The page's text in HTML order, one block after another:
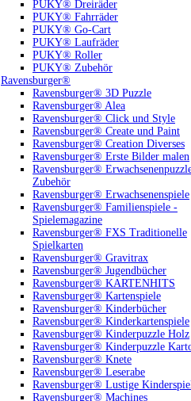
PUKY® Dreiräder
PUKY® Fahrräder
PUKY® Go-Cart
PUKY® Laufräder
PUKY® Roller
PUKY® Zubehör
Ravensburger®
Ravensburger® 3D Puzzle
Ravensburger® Alea
Ravensburger® Click und Style
Ravensburger® Create und Paint
Ravensburger® Creation Diverses
Ravensburger® Erste Bilder malen
Ravensburger®
Zubehör
Ravensburger® Erwachsenenspiele
Ravensburger® Familienspiele -
Spielemagazine
Ravensburger® FXS Traditionelle
Spielkarten
Ravensburger® Gravitrax
Ravensburger® Jugendbücher
Ravensburger® KARTENHITS
Ravensburger® Kartenspiele
Ravensburger® Kinderbücher
Ravensburger® Kinderkartenspiele
Ravensburger® Kinderpuzzle Holz
Ravensburger® Kinderpuzzle
Ravensburger® Knete
Ravensburger® Leserabe
Ravensburger® Lustige
Ravensburger® Machines